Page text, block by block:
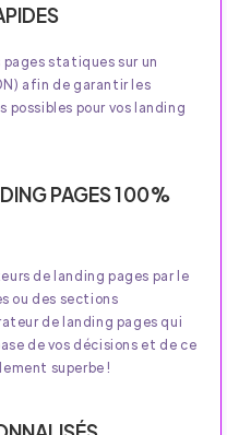
pages statiques sur un
afin de garantir les
possibles pour vos landing
PAGES 100%
de landing pages par le
ou des sections
de landing pages qui
de vos décisions et de ce
superbe !